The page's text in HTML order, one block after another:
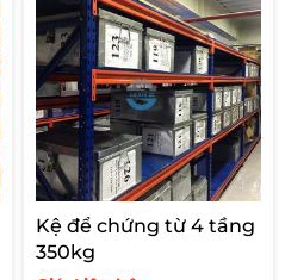
Kệ để chứng từ 4 tầng
350kg